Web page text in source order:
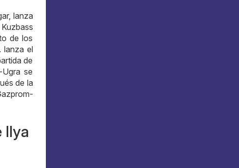
lanza
de los
lanza el
de
se
de la
Ilya